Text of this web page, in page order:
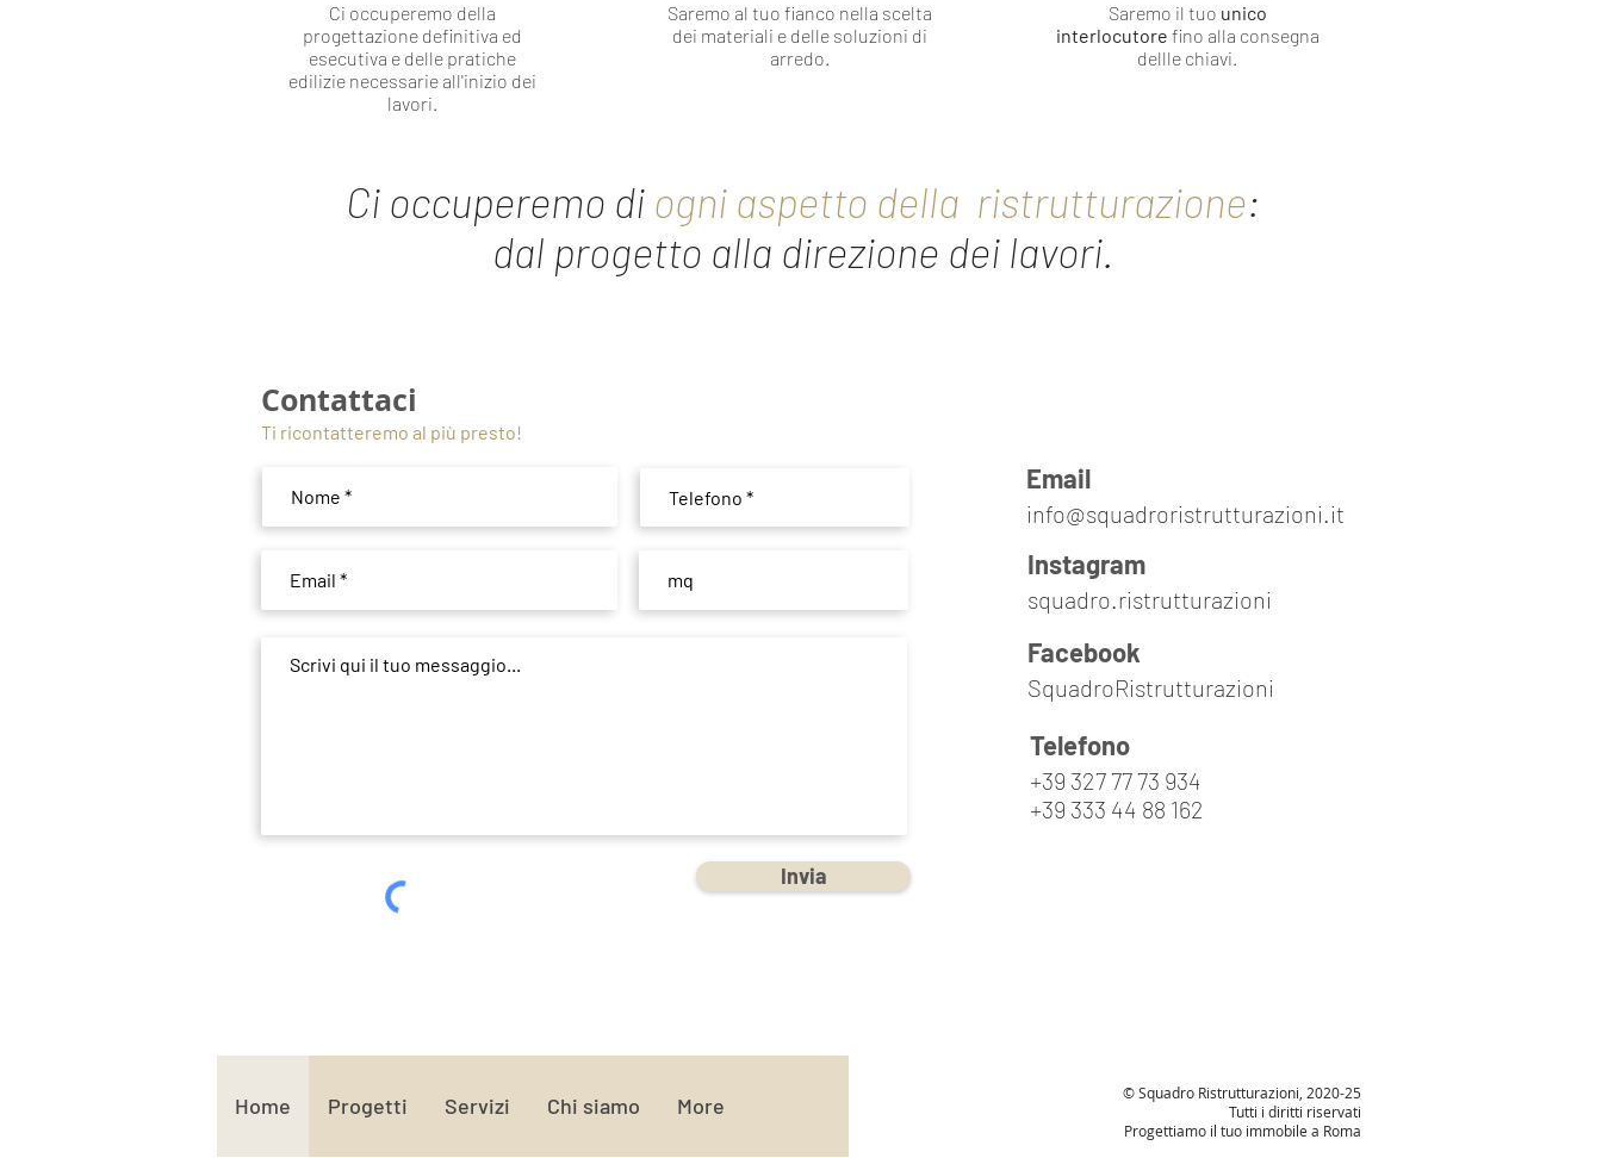
Ci occuperemo della
progettazione definitiva ed
esecutiva e delle pratiche
edilizie necessarie all'inizio dei
lavori.
Saremo al tuo fianco nella scelta
dei materiali e delle soluzioni di
arredo.
Saremo il tuo unico
interlocutore fino alla consegna
dellle chiavi.
Ci occuperemo di ogni aspetto della ristrutturazione:
dal progetto alla direzione dei lavori.
Contattaci
Ti ricontatteremo al più presto!
Invia
Email
info@squadroristrutturazioni.it
Instagram
squadro.ristrutturazioni
Facebook
SquadroRistrutturazioni
Telefono
+39 327 77 73 934
+39 333 44 88 162
Home Progetti Servizi Chi siamo More
© Squadro Ristrutturazioni, 2020-25
Tutti i diritti riservati
Progettiamo il tuo immobile a Roma